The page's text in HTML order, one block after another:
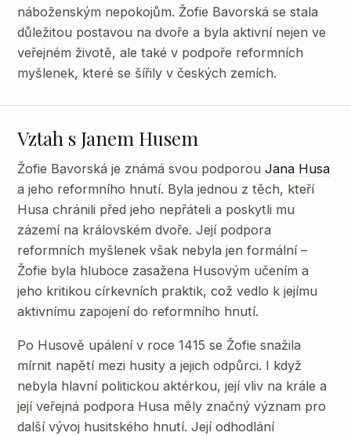
náboženským nepokojům. Žofie Bavorská se stala
důležitou postavou na dvoře a byla aktivní nejen ve
veřejném životě, ale také v podpoře reformních
myšlenek, které se šířily v českých zemích.
Vztah s Janem Husem
Žofie Bavorská je známá svou podporouJana Husa
a jeho reformního hnutí. Byla jednou z těch, kteří
Husa chránili před jeho nepřáteli a poskytli mu
zázemí na královském dvoře. Její podpora
reformních myšlenek však nebyla jen formální –
Žofie byla hluboce zasažena Husovým učením a
jeho kritikou církevních praktik, což vedlo k jejímu
aktivnímu zapojení do reformního hnutí.
Po Husově upálení v roce 1415 se Žofie snažila
mírnit napětí mezi husity a jejich odpůrci. I když
nebyla hlavní politickou aktérkou, její vliv na krále a
její veřejná podpora Husa měly značný význam pro
další vývoj husitského hnutí. Její odhodlání